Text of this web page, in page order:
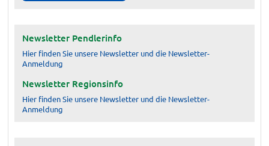
Newsletter Pendlerinfo
Hier finden Sie unsere Newsletter und die Newsletter-
Anmeldung
Newsletter Regionsinfo
Hier finden Sie unsere Newsletter und die Newsletter-
Anmeldung